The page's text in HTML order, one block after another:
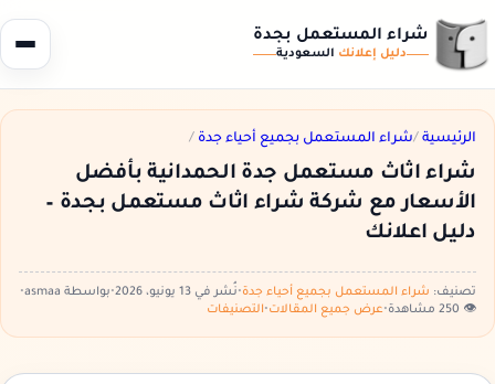
شراء المستعمل بجدة
دليل إعلانك السعودية
الرئيسية /شراء المستعمل بجميع أحياء جدة /
شراء اثاث مستعمل جدة الحمدانية بأفضل
الأسعار مع شركة شراء اثاث مستعمل بجدة –
دليل اعلانك
تصنيف: شراء المستعمل بجميع أحياء جدة•نُشر في 13 يونيو، 2026 •بواسطة asmaa
•
👁️ 250 مشاهدة
•عرض جميع المقالات•التصنيفات